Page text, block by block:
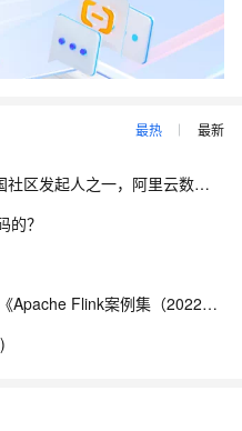
最热 最新
【大咖问答】对话PostgreSQL 中国社区发起人之一，阿里云数据库高级专家 德哥
的？
【藏经阁一起读（27）】本周推荐《Apache Flink案例集（2022版）》，你有哪些心得？